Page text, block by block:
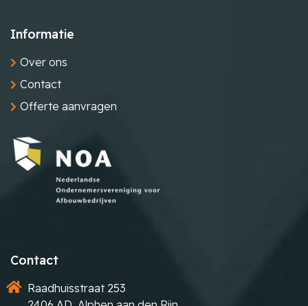
Informatie
Over ons
Contact
Offerte aanvragen
Contact
Raadhuisstraat 253